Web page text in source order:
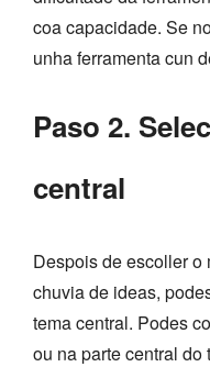
coa capacidade. Se
unha ferramenta cun
Paso 2.
central
Despois de escoller o
chuvia de ideas,
tema central. Podes
ou na parte central